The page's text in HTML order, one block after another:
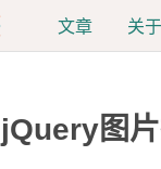
文章 关于
jQuery图